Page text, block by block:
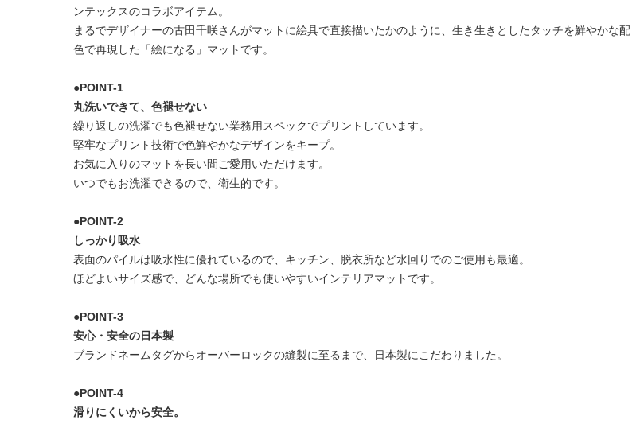
ンテックスのコラボアイテム。
まるでデザイナーの古田千咲さんがマットに絵具で直接描いたかのように、生き生きとしたタッチを鮮やかな配
色で再現した「絵になる」マットです。
●POINT-1
丸洗いできて、色褪せない
繰り返しの洗濯でも色褪せない業務用スペックでプリントしています。
堅牢なプリント技術で色鮮やかなデザインをキープ。
お気に入りのマットを長い間ご愛用いただけます。
いつでもお洗濯できるので、衛生的です。
●POINT-2
しっかり吸水
表面のパイルは吸水性に優れているので、キッチン、脱衣所など水回りでのご使用も最適。
ほどよいサイズ感で、どんな場所でも使いやすいインテリアマットです。
●POINT-3
安心・安全の日本製
ブランドネームタグからオーバーロックの縫製に至るまで、日本製にこだわりました。
●POINT-4
滑りにくいから安全。